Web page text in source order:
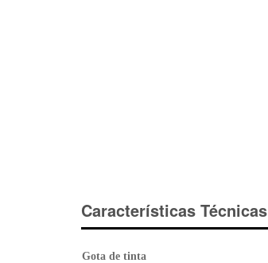
Características Técnicas
Gota de tinta